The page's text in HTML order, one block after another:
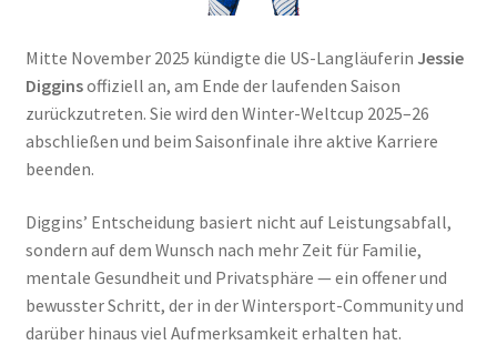
Datenschutz & AGB
FAQ — Häufig gestellte Fragen
Rückgabe & Umtausch
Versand & Lieferung
Mitte November 2025 kündigte die US-Langläuferin Jessie
Digginsoffiziell an, am Ende der laufenden Saison
zurückzutreten. Sie wird den Winter-Weltcup 2025–26
abschließen und beim Saisonfinale ihre aktive Karriere
beenden.
Diggins’ Entscheidung basiert nicht auf Leistungsabfall,
sondern auf dem Wunsch nach mehr Zeit für Familie,
mentale Gesundheit und Privatsphäre — ein offener und
bewusster Schritt, der in der Wintersport-Community und
darüber hinaus viel Aufmerksamkeit erhalten hat.